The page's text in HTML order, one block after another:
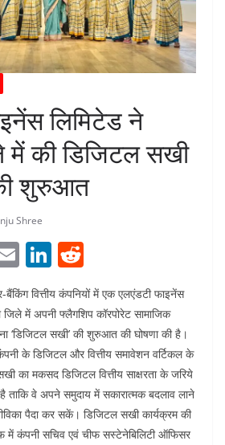
लिमिटेड ने
में की डिजिटल सखी
शुरुआत
Shree
E
m
ai
l
Li
n
k
e
dI
n
e
d
di
t
वित्तीय कंपनियों में एक एलएंडटी फाइनेंस
जिले में अपनी फ्लैगशिप कॉरपोरेट सामाजिक
‘डिजिटल सखी’ की शुरुआत की घोषणा की है।
के डिजिटल और वित्तीय समावेशन वर्टिकल के
का मकसद डिजिटल वित्तीय साक्षरता के जरिये
ताकि वे अपने समुदाय में सकारात्मक बदलाव लाने
पैदा कर सकें। डिजिटल सखी कार्यक्रम की
में कंपनी सचिव एवं चीफ सस्टेनेबिलिटी ऑफिसर